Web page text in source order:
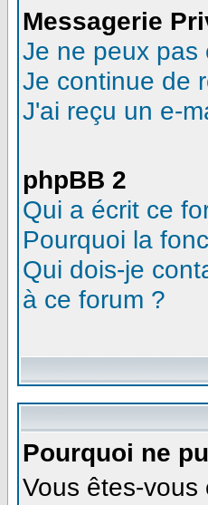
Messagerie
Je ne peux pas
Je continue de
J'ai reçu un e-
phpBB 2
Qui a écrit ce
Pourquoi la
Qui dois-je
à ce forum ?
Pourquoi ne
Vous êtes-